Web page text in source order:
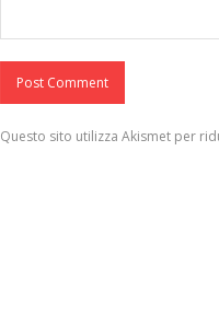
Questo sito utilizza Akismet per